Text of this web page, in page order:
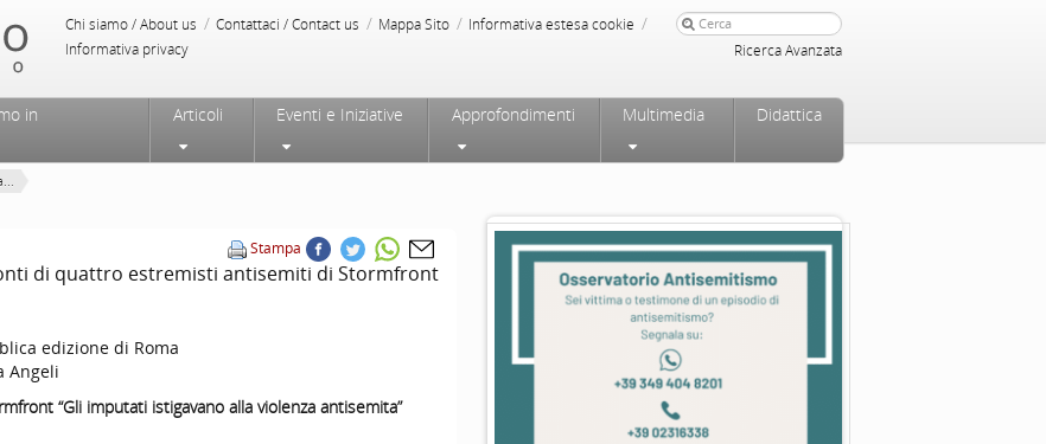
Chi siamo / About us / Contattaci / Contact us / Mappa Sito / Informativa estesa cookie /
Informativa privacy Ricerca Avanzata
in
Articoli Eventi e Iniziative Approfondimenti Multimedia Didattica
Stampa
di quattro estremisti antisemiti di Stormfront
edizione di Roma
Angeli
“Gli imputati istigavano alla violenza antisemita”